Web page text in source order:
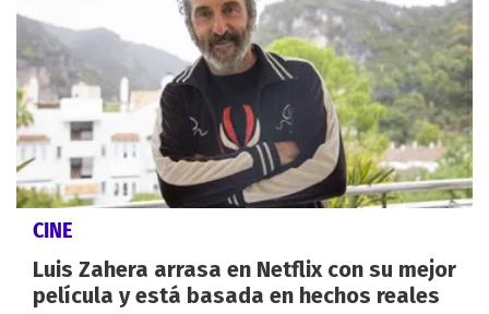
CINE
Luis Zahera arrasa en Netflix con su mejor
película y está basada en hechos reales